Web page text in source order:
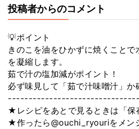
投稿者からのコメント
💡ポイント
きのこを油をひかずに焼くことで
を凝縮します。
茹で汁の塩加減がポイント！
必ず味見して「茹で汁味噌汁」か
★レシピをあとで見るときは「保
★作ったら@ouchi_ryouriをメン